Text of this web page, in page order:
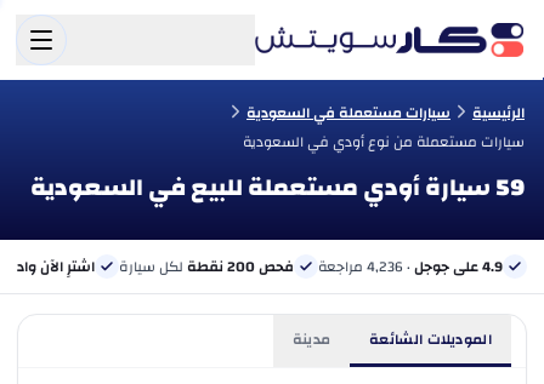
الرئيسية
سيارات مستعملة في السعودية
سيارات مستعملة من نوع أودي في السعودية
59 سيارة أودي مستعملة للبيع في السعودية
4.9 على جوجل · 4,236 مراجعة فحص 200 نقطة لكل سيارة اشترِ الآن
الموديلات الشائعة مدينة